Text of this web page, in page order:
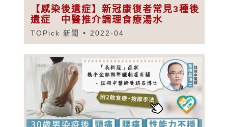
【感染後遺症】新冠康復者常見3種後
遺症 中醫推介調理食療湯水
TOPick 新聞 2022-04